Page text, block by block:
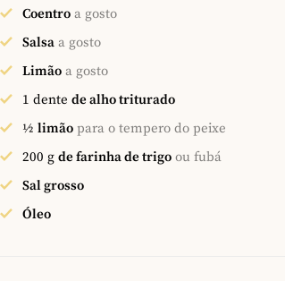
Coentro a gosto
Salsa a gosto
Limão a gosto
1 dente de alho triturado
½ limão para o tempero do peixe
200 g de farinha de trigo ou fubá
Sal grosso
Óleo